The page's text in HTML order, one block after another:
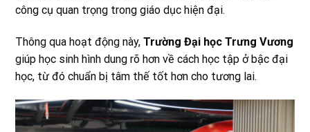
công cụ quan trọng trong giáo dục hiện đại.
Thông qua hoạt động này, Trường Đại học Trưng Vương
giúp học sinh hình dung rõ hơn về cách học tập ở bậc đại
học, từ đó chuẩn bị tâm thế tốt hơn cho tương lai.